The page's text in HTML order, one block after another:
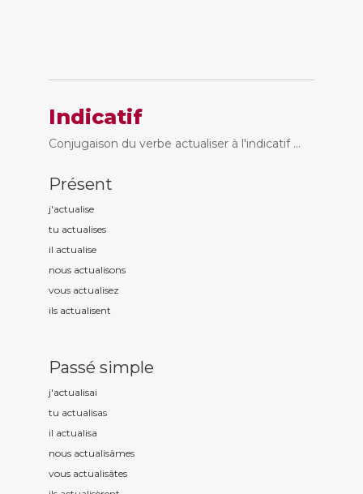
Indicatif
Conjugaison du verbe actualiser à l'indicatif ...
Présent
j'actualise
tu actualises
il actualise
nous actualisons
vous actualisez
ils actualisent
Passé simple
j'actualisai
tu actualisas
il actualisa
nous actualisâmes
vous actualisâtes